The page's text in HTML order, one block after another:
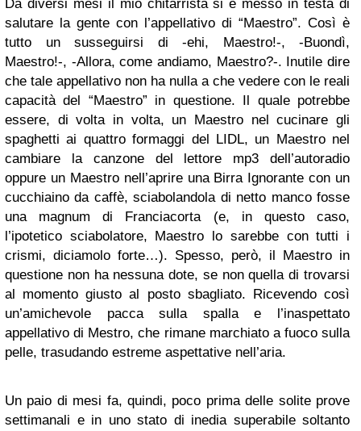
Da diversi mesi il mio chitarrista si è messo in testa di
salutare la gente con l’appellativo di “Maestro”. Così è
tutto un susseguirsi di -ehi, Maestro!-, -Buondì,
Maestro!-, -Allora, come andiamo, Maestro?-. Inutile dire
che tale appellativo non ha nulla a che vedere con le reali
capacità del “Maestro” in questione. Il quale potrebbe
essere, di volta in volta, un Maestro nel cucinare gli
spaghetti ai quattro formaggi del LIDL, un Maestro nel
cambiare la canzone del lettore mp3 dell’autoradio
oppure un Maestro nell’aprire una Birra Ignorante con un
cucchiaino da caffè, sciabolandola di netto manco fosse
una magnum di Franciacorta (e, in questo caso,
l’ipotetico sciabolatore, Maestro lo sarebbe con tutti i
crismi, diciamolo forte…). Spesso, però, il Maestro in
questione non ha nessuna dote, se non quella di trovarsi
al momento giusto al posto sbagliato. Ricevendo così
un’amichevole pacca sulla spalla e l’inaspettato
appellativo di Mestro, che rimane marchiato a fuoco sulla
pelle, trasudando estreme aspettative nell’aria.
Un paio di mesi fa, quindi, poco prima delle solite prove
settimanali e in uno stato di inedia superabile soltanto